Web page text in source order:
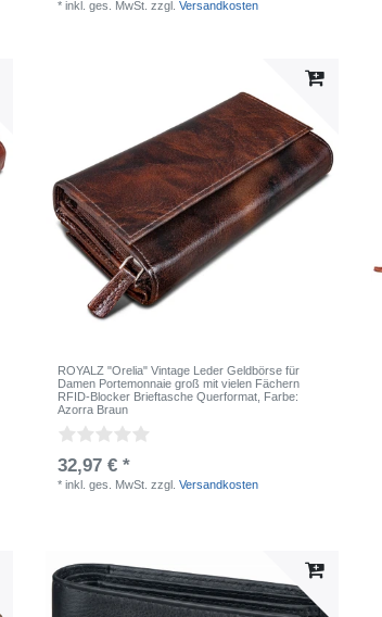
*inkl. ges. MwSt. zzgl.Versandkosten
ROYALZ "Orelia" Vintage Leder Geldbörse für
Damen Portemonnaie groß mit vielen Fächern
RFID-Blocker Brieftasche Querformat , Farbe:
Azorra Braun
32,97 € *
*inkl. ges. MwSt. zzgl.Versandkosten